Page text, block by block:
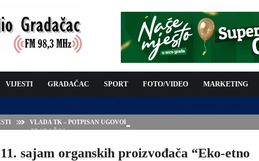
VIJESTI GRADAČAC SPORT FOTO/VIDEO MARKETING
VLADA TK – POTPISAN UGOVOR: 6,9 MILIONA KM ZA VODOSNABDIJEVANJE
GRADAČCA
sajam organskih proizvođača “Eko-etno